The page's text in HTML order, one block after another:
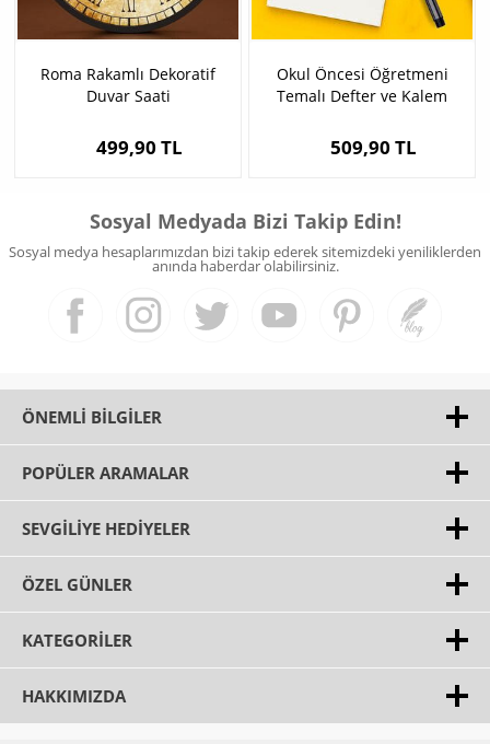
Roma Rakamlı Dekoratif
Duvar Saati
499,90 TL
Okul Öncesi Öğretmeni
Temalı Defter ve Kalem
509,90 TL
Sosyal Medyada Bizi Takip Edin!
Sosyal medya hesaplarımızdan bizi takip ederek sitemizdeki yeniliklerden
anında haberdar olabilirsiniz.
ÖNEMLI BILGILER
POPÜLER ARAMALAR
SEVGILIYE HEDIYELER
ÖZEL GÜNLER
KATEGORILER
HAKKIMIZDA